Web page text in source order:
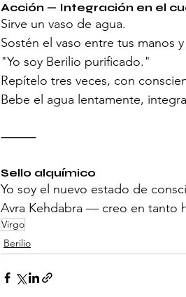
Acción — Integración en el
Sirve un vaso de agua.
Sostén el vaso entre tus manos
"Yo soy Berilio purificado."
Repítelo tres veces, con
Bebe el agua lentamente,
⸻
Sello alquímico
Yo soy el nuevo estado de
Avra Kehdabra — creo en tanto
Virgo
Berilio